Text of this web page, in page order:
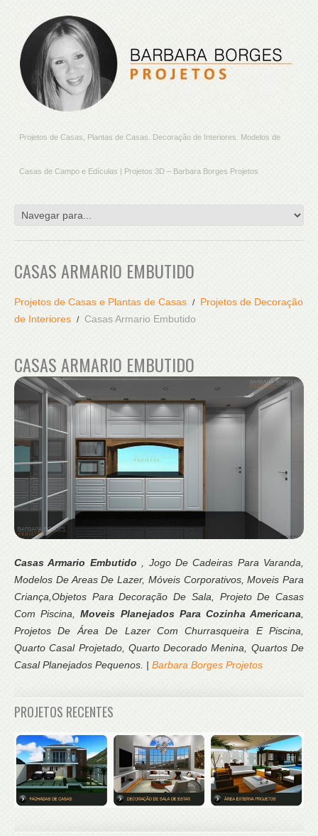
Projetos de Casas, Plantas de Casas. Decoração de Interiores. Modelos de
Casas de Campo e Edículas | Projetos 3D – Barbara Borges Projetos
CASAS ARMARIO EMBUTIDO
Projetos de Casas e Plantas de Casas
Projetos de Decoração
de Interiores
Casas Armario Embutido
CASAS ARMARIO EMBUTIDO
Casas Armario Embutido, Jogo De Cadeiras Para Varanda,
Modelos De Areas De Lazer, Móveis Corporativos, Moveis Para
Criança,Objetos Para Decoração De Sala, Projeto De Casas
Com Piscina,Moveis Planejados Para Cozinha Americana,
Projetos De Área De Lazer Com Churrasqueira E Piscina,
Quarto Casal Projetado, Quarto Decorado Menina, Quartos De
Casal Planejados Pequenos. | Barbara Borges Projetos
PROJETOS RECENTES